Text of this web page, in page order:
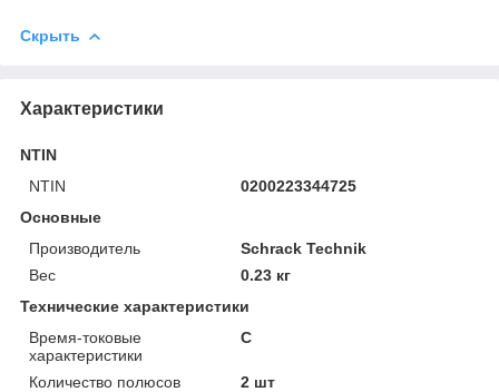
Скрыть
Характеристики
NTIN
NTIN
0200223344725
Основные
Производитель
Schrack Technik
Вес
0.23 кг
Технические характеристики
Время-токовые
характеристики
C
Количество полюсов
2 шт